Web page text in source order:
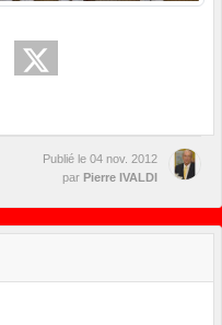
Publié le 04 nov. 2012
par Pierre IVALDI